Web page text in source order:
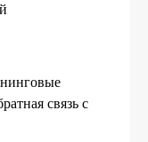
связь с